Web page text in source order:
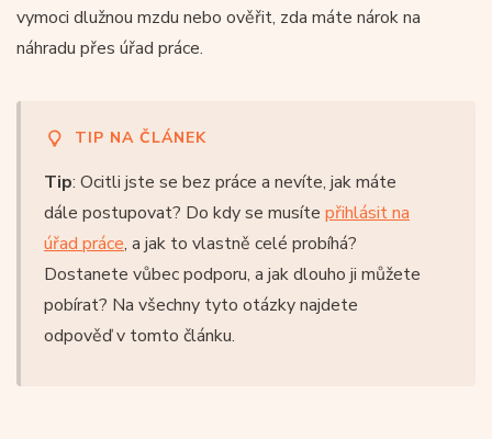
vymoci dlužnou mzdu nebo ověřit, zda máte nárok na
náhradu přes úřad práce.
TIP NA ČLÁNEK
Tip: Ocitli jste se bez práce a nevíte, jak máte
dále postupovat? Do kdy se musíte přihlásit na
úřad práce, a jak to vlastně celé probíhá?
Dostanete vůbec podporu, a jak dlouho ji můžete
pobírat? Na všechny tyto otázky najdete
odpověď v tomto článku.